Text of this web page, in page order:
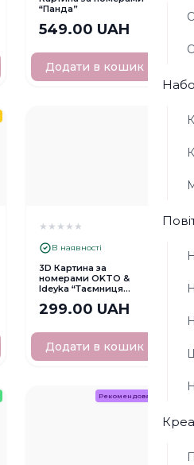
“Панда”
549.00 UAH
Додати в кошик
★ ★ ★ ★ ★
В наявності
3D Картина за
номерами OKTO &
Ideyka “Таємниця
299.00 UAH
Додати в кошик
Рекомендовані